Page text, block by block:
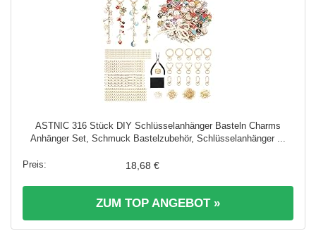
ASTNIC 316 Stück DIY Schlüsselanhänger Basteln Charms
Anhänger Set, Schmuck Bastelzubehör, Schlüsselanhänger ...
18,68 €
ZUM TOP ANGEBOT »